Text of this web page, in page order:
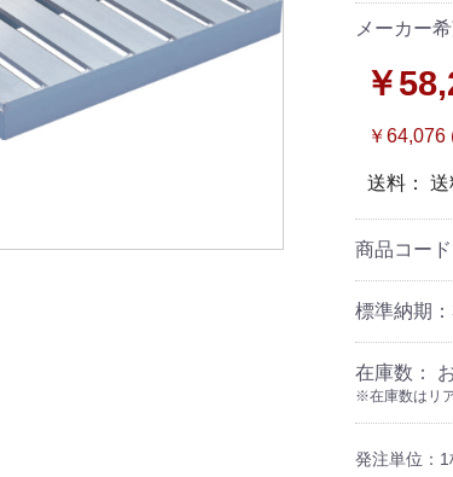
メーカー
￥
￥64,076
送料：
商品コー
標準納期
在庫数：
※在庫数はリ
発注単位：1